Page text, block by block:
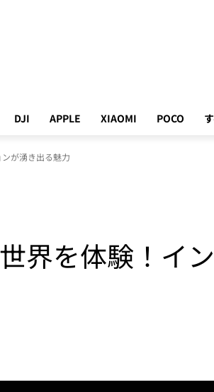
DJI APPLE XIAOMI POCO
が湧き出る魅力
界を体験！イ